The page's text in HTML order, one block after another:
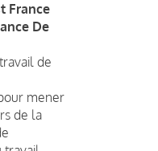
France
De
de
mener
de la